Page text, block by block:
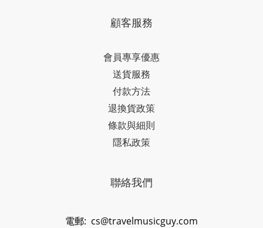
顧客服務
會員專享優惠
送貨服務
付款方法
退換貨政策
條款與細則
隱私政策
聯絡我們
電郵: cs@travelmusicguy.com